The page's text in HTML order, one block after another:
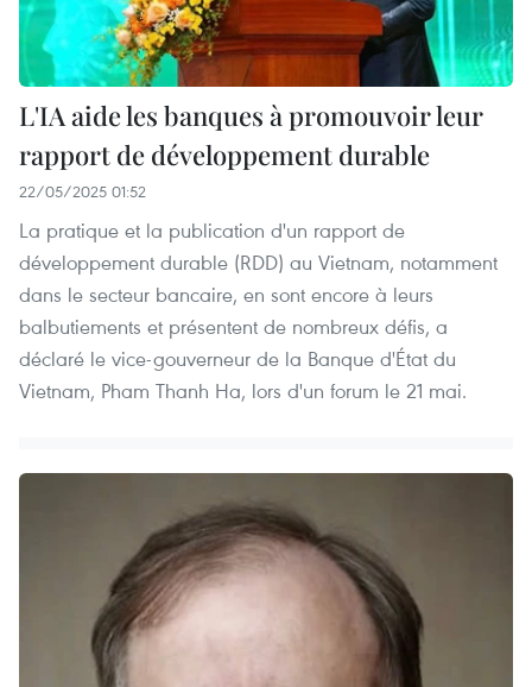
L'IA aide les banques à promouvoir leur
rapport de développement durable
22/05/2025 01:52
La pratique et la publication d'un rapport de
développement durable (RDD) au Vietnam, notamment
dans le secteur bancaire, en sont encore à leurs
balbutiements et présentent de nombreux défis, a
déclaré le vice-gouverneur de la Banque d'État du
Vietnam, Pham Thanh Ha, lors d'un forum le 21 mai.